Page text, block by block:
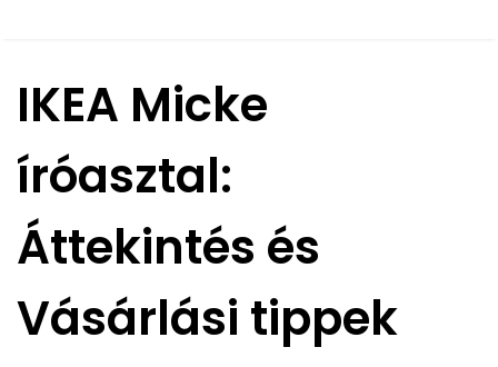
IKEA Micke
íróasztal:
Áttekintés és
Vásárlási tippek